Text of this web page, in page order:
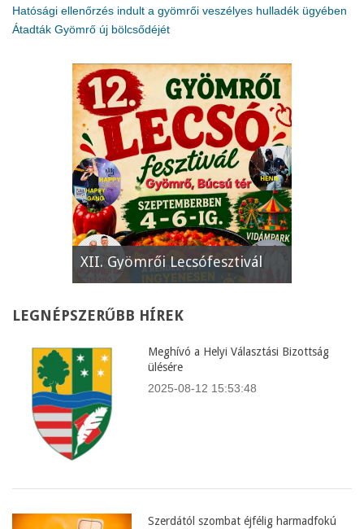
Hatósági ellenőrzés indult a gyömrői veszélyes hulladék ügyében
Átadták Gyömrő új bölcsődéjét
XII. Gyömrői Lecsófesztivál
LEGNÉPSZERŰBB HÍREK
Meghívó a Helyi Választási Bizottság
ülésére
2025-08-12 15:53:48
Szerdától szombat éjfélig harmadfokú